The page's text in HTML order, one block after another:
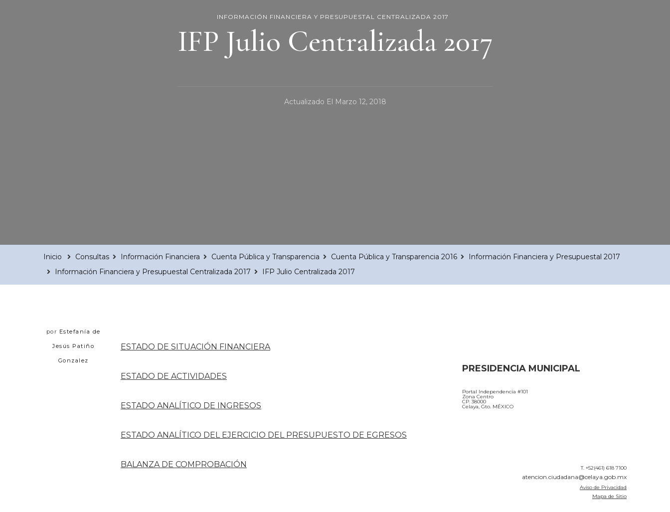
INFORMACIÓN FINANCIERA Y PRESUPUESTAL CENTRALIZADA 2017
IFP Julio Centralizada 2017
Actualizado El Marzo 12, 2018
Inicio Consultas Información Financiera Cuenta Pública y Transparencia Cuenta Pública y Transparencia 2016
Información Financiera y Presupuestal 2017
Información Financiera y Presupuestal Centralizada 2017
IFP Julio Centralizada 2017
por Estefanía de
Jesús Patiño
Gonzalez
ESTADO DE SITUACIÓN FINANCIERA
ESTADO DE ACTIVIDADES
ESTADO ANALÍTICO DE INGRESOS
ESTADO ANALÍTICO DEL EJERCICIO DEL PRESUPUESTO DE EGRESOS
BALANZA DE COMPROBACIÓN
PRESIDENCIA MUNICIPAL
Portal Independencia #101
Zona Centro
CP. 38000
Celaya, Gto. MÉXICO
T. +52(461) 618 7100
atencion.ciudadana@celaya.gob.mx
Aviso de Privacidad
Mapa de Sitio